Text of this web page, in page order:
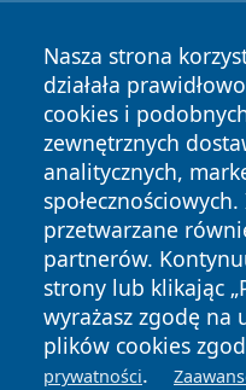
Nasza strona
działała
cookies i
zewnętrznych
analitycznych,
przetwarzane
partnerów.
strony lub klikając
wyrażasz zgodę na
plików cookies
prywatności.
Copyright © 2026
zastrzeżone.
News Autorzy